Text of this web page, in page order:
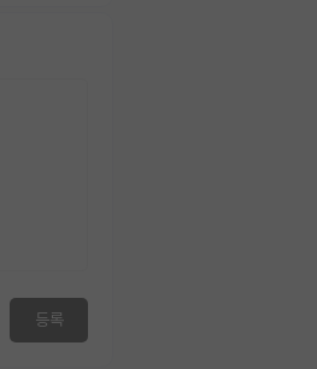
등록